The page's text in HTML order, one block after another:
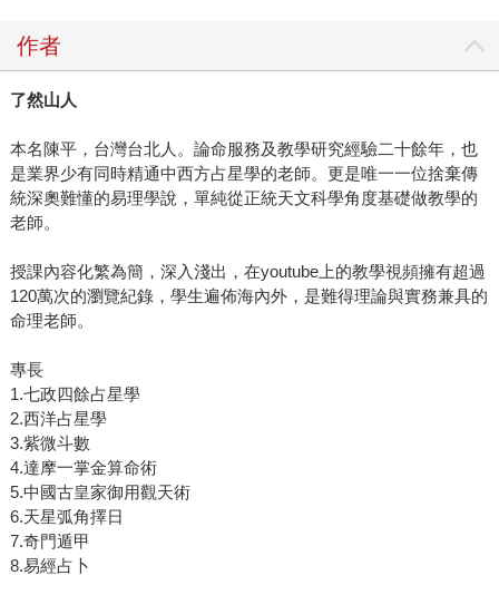
作者
了然山人
本名陳平，台灣台北人。論命服務及教學研究經驗二十餘年，也
是業界少有同時精通中西方占星學的老師。更是唯一一位捨棄傳
統深奧難懂的易理學說，單純從正統天文科學角度基礎做教學的
老師。
授課內容化繁為簡，深入淺出，在youtube上的教學視頻擁有超過
120萬次的瀏覽紀錄，學生遍佈海內外，是難得理論與實務兼具的
命理老師。
專長
1.七政四餘占星學
2.西洋占星學
3.紫微斗數
4.達摩一掌金算命術
5.中國古皇家御用觀天術
6.天星弧角擇日
7.奇門遁甲
8.易經占卜